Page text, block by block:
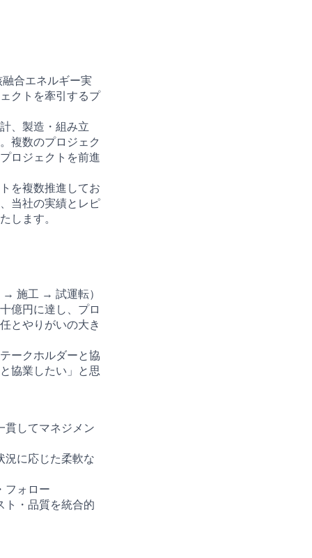
合エネルギー実
クトを牽引するプ
、製造・組み立
複数のプロジェク
ロジェクトを前進
を複数推進してお
当社の実績とレピ
します。
施工 → 試運転）
億円に達し、プロ
とやりがいの大き
ークホルダーと協
協業したい」と思
貫してマネジメン
況に応じた柔軟な
フォロー
ト・品質を統合的